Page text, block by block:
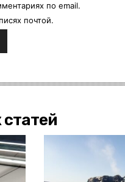
по email.
почтой.